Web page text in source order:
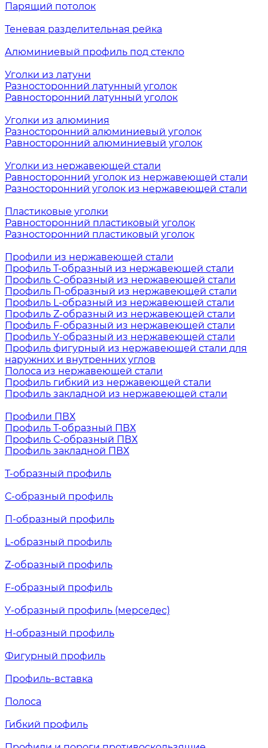
Парящий потолок
Теневая разделительная рейка
Алюминиевый профиль под стекло
Уголки из латуни
Разносторонний латунный уголок
Равносторонний латунный уголок
Уголки из алюминия
Разносторонний алюминиевый уголок
Равносторонний алюминиевый уголок
Уголки из нержавеющей стали
Равносторонний уголок из нержавеющей стали
Разносторонний уголок из нержавеющей стали
Пластиковые уголки
Равносторонний пластиковый уголок
Разносторонний пластиковый уголок
Профили из нержавеющей стали
Профиль Т-образный из нержавеющей стали
Профиль С-образный из нержавеющей стали
Профиль П-образный из нержавеющей стали
Профиль L-образный из нержавеющей стали
Профиль Z-образный из нержавеющей стали
Профиль F-образный из нержавеющей стали
Профиль Y-образный из нержавеющей стали
Профиль фигурный из нержавеющей стали для
наружних и внутренних углов
Полоса из нержавеющей стали
Профиль гибкий из нержавеющей стали
Профиль закладной из нержавеющей стали
Профили ПВХ
Профиль Т-образный ПВХ
Профиль С-образный ПВХ
Профиль закладной ПВХ
Т-образный профиль
С-образный профиль
П-образный профиль
L-образный профиль
Z-образный профиль
F-образный профиль
Y-образный профиль (мерседес)
H-образный профиль
Фигурный профиль
Профиль-вставка
Полоса
Гибкий профиль